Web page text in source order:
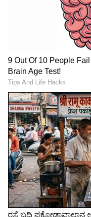
ಕಲಾವಿದರ
'ರಸ್ತೆಯುದ್ದಕ್ಕೂ ಮಂಡಿ
ಇಳಿದು ಮಳೆಯಲ್ಲಿ
ಸದ್ಯದ ಪರಿಸ್ಥಿತಿಯಲ್ಲಿ
ನಾನು ಕಲ್ಪಿಸಿಕೊಳ್ಳಲೂ
ಟು ಬ್ಯಾಕ್ ಶೂಟಿಂಗ್
ನೋಡಿ ನನ್ನ ಡ್ರೈವರ್,
ವಾಪಸ್
ಕಲಾವಿದೆಯಾಗಿ ನನಗೆ
ಧಾರಾವಾಹಿಯ ಮುಂದಿನ
ನಾವು ಹೋಗದಿದ್ದರೆ
ತೊಂದರೆಯಾಗುತ್ತಿತ್ತು.
ಅಲ್ಲೇ ಕಾಯಲು
LATEST VIDEOS
"ರಾಜಕೀಯ ಬೇಡ,
ಕನಕೋತ್ಸವದಲ್ಲಿ
Shetty speech |
ಶೇ.50 ರಿಂದ ಶೇ.18
ಟ್ರಂಪ್ ಐತಿಹಾಸಿಕ